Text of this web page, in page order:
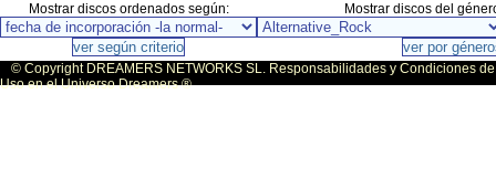
Mostrar discos ordenados según: Mostrar discos del
© Copyright DREAMERS NETWORKS SL. Responsabilidades y Condiciones de
Uso en el Universo Dreamers ®